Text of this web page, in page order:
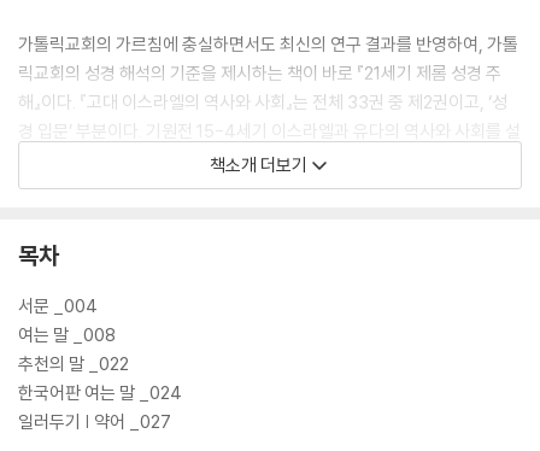
가톨릭교회의 가르침에 충실하면서도 최신의 연구 결과를 반영하여, 가톨
릭교회의 성경 해석의 기준을 제시하는 책이 바로 『21세기 제롬 성경 주
해』이다. 『고대 이스라엘의 역사와 사회』는 전체 33권 중 제2권이고, ‘성
경 입문’ 부분이다. 기원전 15-4세기 이스라엘과 유다의 역사와 사회를 설
명한 이 책은, 교황청립 성서대학교의 구약주석학 교수인 페테르 두보프스
키 신부가 썼고, 최안나 수녀가 번역했다.
책소개 더보기
목차
서문 _004
여는 말 _008
추천의 말 _022
한국어판 여는 말 _024
일러두기 | 약어 _027